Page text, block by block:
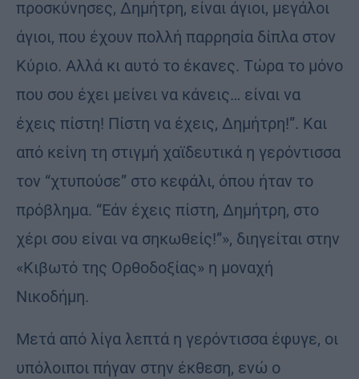
προσκύνησες, Δημήτρη, είναι άγιοι, μεγάλοι
άγιοι, που έχουν πολλή παρρησία δίπλα στον
Κύριο. Αλλά κι αυτό το έκανες. Τώρα το μόνο
που σου έχει μείνει να κάνεις… είναι να
έχεις πίστη! Πίστη να έχεις, Δημήτρη!”. Και
από κείνη τη στιγμή χαϊδευτικά η γερόντισσα
τον “χτυπούσε” στο κεφάλι, όπου ήταν το
πρόβλημα. “Εάν έχεις πίστη, Δημήτρη, στο
χέρι σου είναι να σηκωθείς!”», διηγείται στην
«Κιβωτό της Ορθοδοξίας» η μοναχή
Νικοδήμη.
Μετά από λίγα λεπτά η γερόντισσα έφυγε, οι
υπόλοιποι πήγαν στην έκθεση, ενώ ο